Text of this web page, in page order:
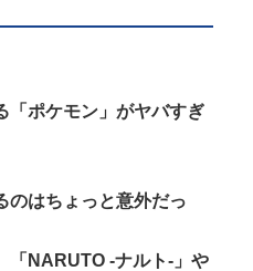
「ポケモン」がヤバすぎ
はちょっと意外だっ
「NARUTO -ナルト-」や